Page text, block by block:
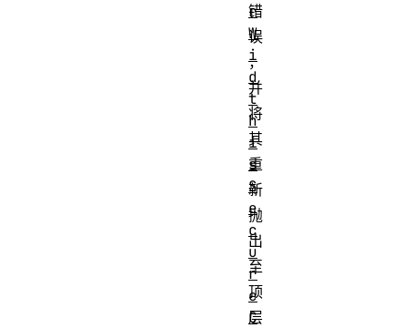
错
误
，
并
将
其
重
新
抛
出
至
顶
层
r
W
i
d
t
h
i
s
S
e
c
u
r
e
C